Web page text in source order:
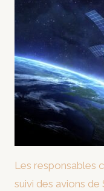
Les responsables
suivi des avions